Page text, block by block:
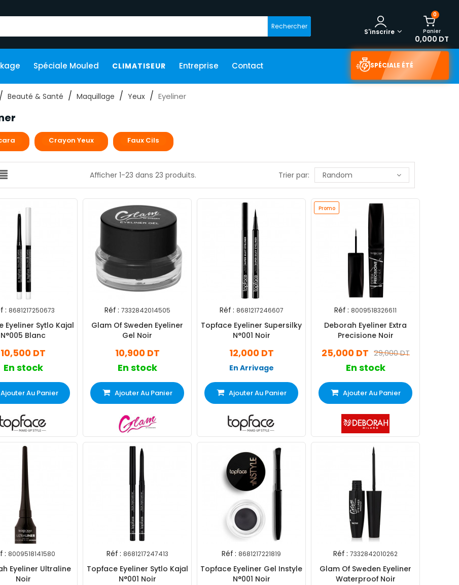
Rechercher
0
Panier
0,000 DT
S'inscrire
Spéciale Mouled CLIMATISEUR Entreprise Contact SPÉCIALE ÉTÉ
Beauté & Santé Maquillage Yeux Eyeliner
Crayon Yeux Faux Cils
Afficher 1-23 dans 23 produits. Trier par: Random
: 8681217250673
Eyeliner Sytlo Kajal
N°005 Blanc
10,500 DT
En stock
Ajouter Au Panier
Réf : 7332842014505
Glam Of Sweden Eyeliner
Gel Noir
10,900 DT
En stock
Ajouter Au Panier
Réf : 8681217246607
Topface Eyeliner Supersilky
N°001 Noir
12,000 DT
En Arrivage
Ajouter Au Panier
Promo
Réf : 8009518326611
Deborah Eyeliner Extra
Precisione Noir
29,000 DT
25,000 DT
En stock
Ajouter Au Panier
: 8009518141580
Eyeliner Ultraline
Noir
Réf : 8681217247413
Topface Eyeliner Sytlo Kajal
N°001 Noir
Réf : 8681217221819
Topface Eyeliner Gel Instyle
N°001 Noir
Réf : 7332842010262
Glam Of Sweden Eyeliner
Waterproof Noir